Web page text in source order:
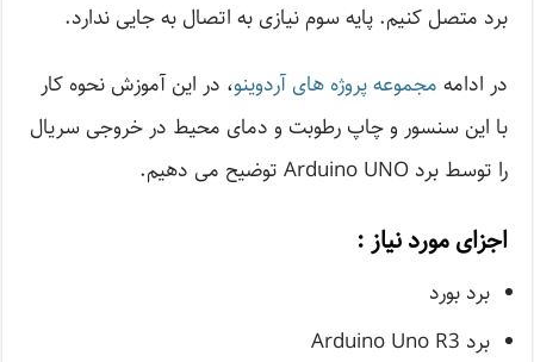
برد متصل کنیم. پایه سوم نیازی به اتصال به جایی ندارد.
در ادامه مجموعه پروژه های آردوینو، در این آموزش نحوه کار
با این سنسور و چاپ رطوبت و دمای محیط در خروجی سریال
را توسط برد Arduino UNO توضیح می دهیم.
اجزای مورد نیاز :
برد بورد
برد Arduino Uno R3